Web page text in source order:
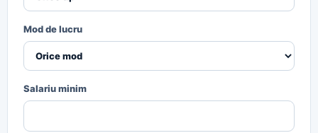
Mod de lucru
Salariu minim